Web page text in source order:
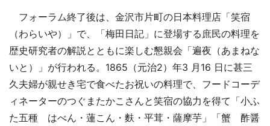
フォーラム終了後は、金沢市片町の日本料理店「笑宿
（わらいや）」で、「梅田日記」に登場する庶民の料理を
歴史研究者の解説とともに楽しむ懇親会「遍夜（あまねな
いと）」が行われる。1865（元治2）年3 月16 日に甚三
久夫婦が親せき宅で食べたお祝いの料理で、フードコーデ
ィネーターのつぐまたかこさんと笑宿の協力を得て「小ふ
た五種 はべん・蓮こん・麩・平茸・薩摩芋」「蟹 酢醤